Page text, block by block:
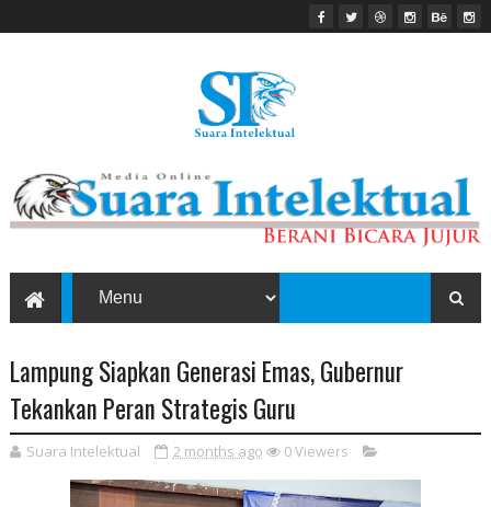
Lampung Siapkan Generasi Emas, Gubernur
Tekankan Peran Strategis Guru
Suara Intelektual 2 months ago 0Viewers